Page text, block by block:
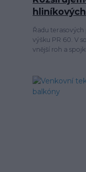
Řadu
výšku PR 60. V
vnější roh a